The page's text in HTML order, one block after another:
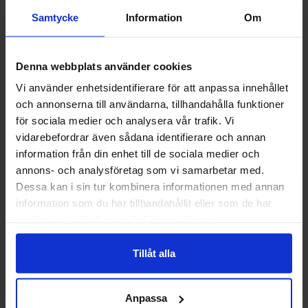
Samtycke Information Om
Denna webbplats använder cookies
Vi använder enhetsidentifierare för att anpassa innehållet
och annonserna till användarna, tillhandahålla funktioner
för sociala medier och analysera vår trafik. Vi
vidarebefordrar även sådana identifierare och annan
information från din enhet till de sociala medier och
annons- och analysföretag som vi samarbetar med.
Dessa kan i sin tur kombinera informationen med annan
information som du har tillhandahållit eller som de har
Tillåt alla
Anpassa
Andre kunne lide
-6%